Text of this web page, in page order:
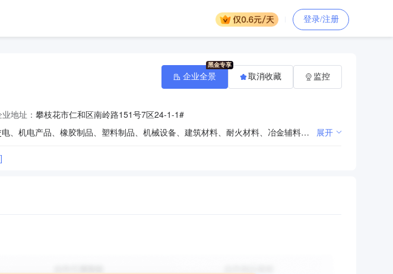
登录/注册
地址： 攀枝花市仁和区南岭路151号7区24-1-1#
销售：金属材料、矿产品（煤炭及其制品除外）、汽车配件、五金、交电、机电产品、橡胶制品、塑料制品、机械设备、建筑材料、耐火材料、冶金辅料、化工产品（不含危险化学品）、日用品、办公用品；加工：塑料制品、编织袋、吨袋、机械设备及备件、耐火材料、冶金辅料。（依法须经批准的项目，经相关部门批准后方可开展经营活动） 展开
企业全景 取消收藏 监控